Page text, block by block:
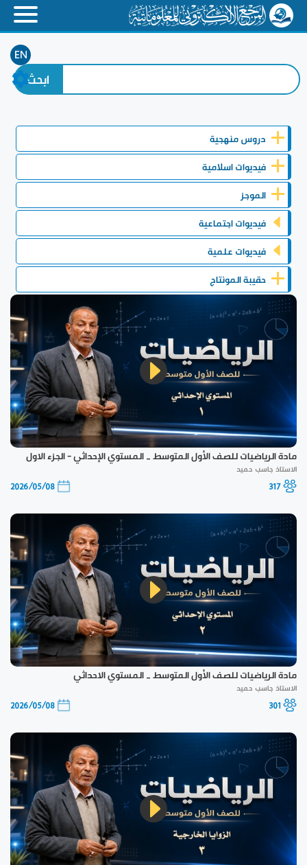
EN
دروس منهجية
فيديوات اسلامية
الموجز
فيديوات اجتماعية
فيديوات علمية
حقيبة المونتاج
مادة الرياضيات للصف الأول المتوسط _ المستوي الإحداثي - الجزء الاول
الاستاذ جاسب حميد
317
2026/05/08
مادة الرياضيات للصف الأول المتوسط _ المستوي الاحداثي
الاستاذ جاسب حميد
301
2026/05/08